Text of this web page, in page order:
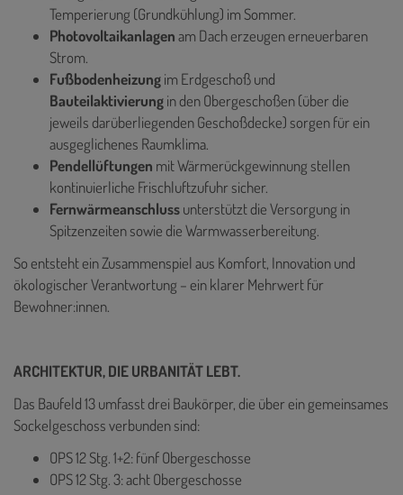
Temperierung (Grundkühlung) im Sommer.
Photovoltaikanlagenam Dach erzeugen erneuerbaren
Strom.
Fußbodenheizungim Erdgeschoß und
Bauteilaktivierungin den Obergeschoßen (über die
jeweils darüberliegenden Geschoßdecke) sorgen für ein
ausgeglichenes Raumklima.
Pendellüftungen mit Wärmerückgewinnung stellen
kontinuierliche Frischluftzufuhr sicher.
Fernwärmeanschlussunterstützt die Versorgung in
Spitzenzeiten sowie die Warmwasserbereitung.
So entsteht ein Zusammenspiel aus Komfort, Innovation und
ökologischer Verantwortung – ein klarer Mehrwert für
Bewohner:innen.
ARCHITEKTUR, DIE URBANITÄT LEBT.
Das Baufeld 13 umfasst drei Baukörper, die über ein gemeinsames
Sockelgeschoss verbunden sind:
OPS 12 Stg. 1+2: fünf Obergeschosse
OPS 12 Stg. 3: acht Obergeschosse